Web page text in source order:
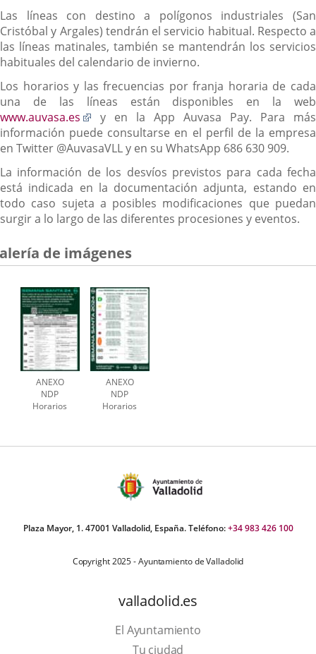
Las líneas con destino a polígonos industriales (San
Cristóbal y Argales) tendrán el servicio habitual. Respecto a
las líneas matinales, también se mantendrán los servicios
habituales del calendario de invierno.
Los horarios y las frecuencias por franja horaria de cada
una de las líneas están disponibles en la web
www.auvasa.es
Enlace
a
una
externa.
y en la App Auvasa Pay. Para más
información puede consultarse en el perfil de la empresa
en Twitter @AuvasaVLL y en su WhatsApp 686 630 909.
La información de los desvíos previstos para cada fecha
está indicada en la documentación adjunta, estando en
todo caso sujeta a posibles modificaciones que puedan
surgir a lo largo de las diferentes procesiones y eventos.
de imágenes
ANEXO
NDP
Horarios
ANEXO
NDP
Horarios
Plaza Mayor, 1. 47001 Valladolid, España. Teléfono:+34 983 426 100
Copyright 2025 - Ayuntamiento de Valladolid
valladolid.es
El Ayuntamiento
Tu ciudad